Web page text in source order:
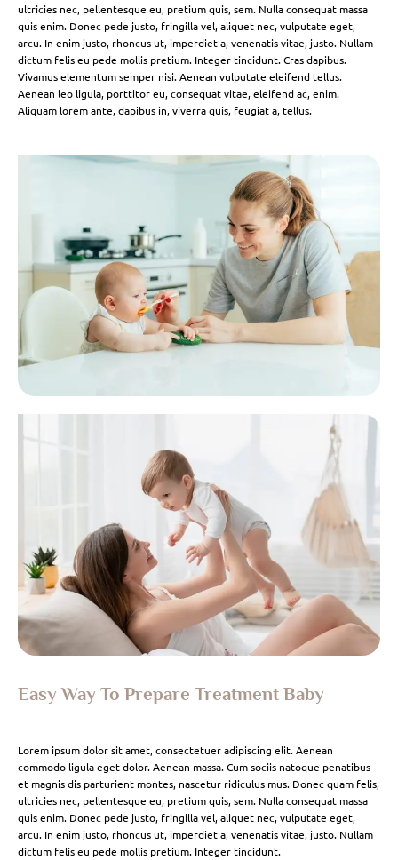
ultricies nec, pellentesque eu, pretium quis, sem. Nulla consequat massa
quis enim. Donec pede justo, fringilla vel, aliquet nec, vulputate eget,
arcu. In enim justo, rhoncus ut, imperdiet a, venenatis vitae, justo. Nullam
dictum felis eu pede mollis pretium. Integer tincidunt. Cras dapibus.
Vivamus elementum semper nisi. Aenean vulputate eleifend tellus.
Aenean leo ligula, porttitor eu, consequat vitae, eleifend ac, enim.
Aliquam lorem ante, dapibus in, viverra quis, feugiat a, tellus.
Easy Way To Prepare Treatment Baby
Lorem ipsum dolor sit amet, consectetuer adipiscing elit. Aenean
commodo ligula eget dolor. Aenean massa. Cum sociis natoque penatibus
et magnis dis parturient montes, nascetur ridiculus mus. Donec quam felis,
ultricies nec, pellentesque eu, pretium quis, sem. Nulla consequat massa
quis enim. Donec pede justo, fringilla vel, aliquet nec, vulputate eget,
arcu. In enim justo, rhoncus ut, imperdiet a, venenatis vitae, justo. Nullam
dictum felis eu pede mollis pretium. Integer tincidunt.